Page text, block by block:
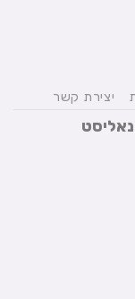
יצירת קשר